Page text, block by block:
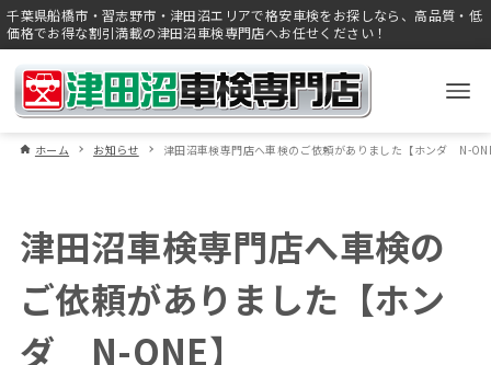
千葉県船橋市・習志野市・津田沼エリアで格安車検をお探しなら、高品質・低
価格でお得な割引満載の津田沼車検専門店へお任せください！
ホーム お知らせ 津田沼車検専門店へ車検のご依頼がありました【ホンダ N-
津田沼車検専門店へ車検の
ご依頼がありました【ホン
ダ N-ONE】